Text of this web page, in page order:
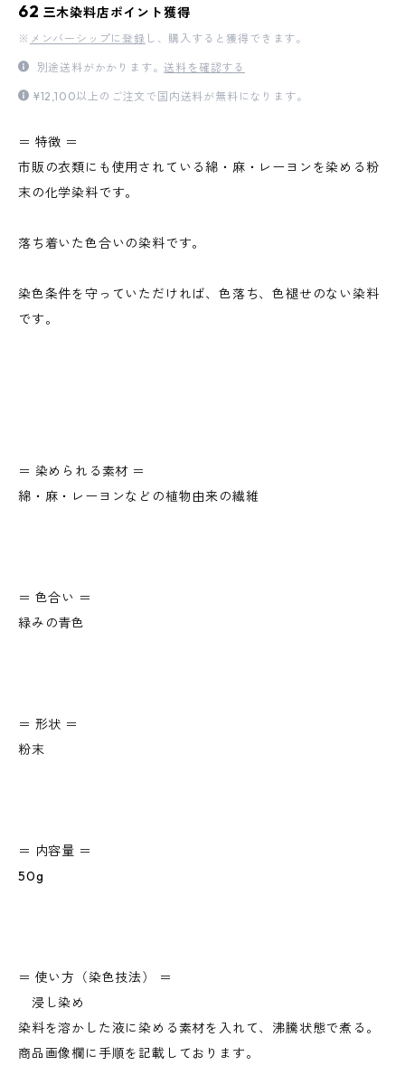
62 三木染料店ポイント獲得
※ メンバーシップに登録 し、購入すると獲得できます。
別途送料がかかります。送料を確認する
¥12,100以上のご注文で国内送料が無料になります。
＝ 特徴 ＝
市販の衣類にも使用されている綿・麻・レーヨンを染める粉
末の化学染料です。
落ち着いた色合いの染料です。
染色条件を守っていただければ、色落ち、色褪せのない染料
です。
＝ 染められる素材 ＝
綿・麻・レーヨンなどの植物由来の繊維
＝ 色合い ＝
緑みの青色
＝ 形状 ＝
粉末
＝ 内容量 ＝
50g
＝ 使い方（染色技法） ＝
浸し染め
染料を溶かした液に染める素材を入れて、沸騰状態で煮る。
商品画像欄に手順を記載しております。